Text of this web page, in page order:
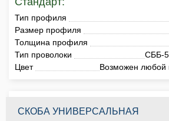
Тип профиля
Размер профиля
Толщина профиля
Тип проволоки
СББ-
Цвет
Возможен любой
СКОБА УНИВЕРСАЛЬНАЯ